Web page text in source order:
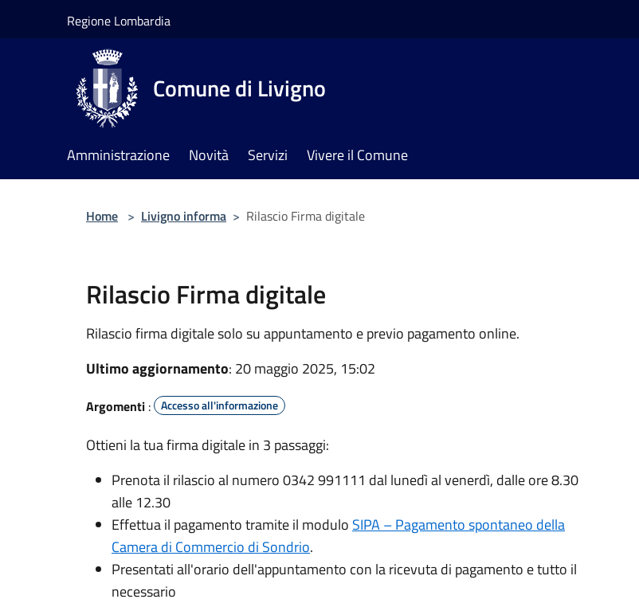
Regione Lombardia
Comune di Livigno
Amministrazione Novità Servizi Vivere il Comune
Home > Livigno informa > Rilascio Firma digitale
Rilascio Firma digitale
Rilascio firma digitale solo su appuntamento e previo pagamento online.
Ultimo aggiornamento: 20 maggio 2025, 15:02
Argomenti : Accesso all'informazione
Ottieni la tua firma digitale in 3 passaggi:
Prenota il rilascio al numero 0342 991111 dal lunedì al venerdì, dalle ore 8.30
alle 12.30
Effettua il pagamento tramite il modulo SIPA – Pagamento spontaneo della
Camera di Commercio di Sondrio.
Presentati all'orario dell'appuntamento con la ricevuta di pagamento e tutto il
necessario